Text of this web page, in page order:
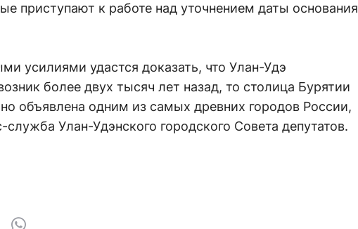
приступают к работе над уточнением даты основания
усилиями удастся доказать, что Улан-Удэ
более двух тысяч лет назад, то столица Бурятии
объявлена одним из самых древних городов России,
Улан-Удэнского городского Совета депутатов.